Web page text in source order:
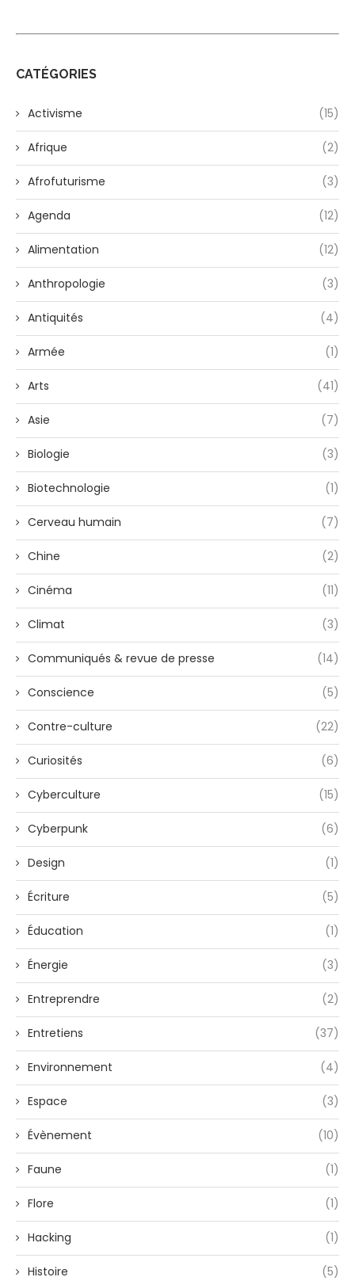
CATÉGORIES
Activisme (15)
Afrique (2)
Afrofuturisme (3)
Agenda (12)
Alimentation (12)
Anthropologie (3)
Antiquités (4)
Armée (1)
Arts (41)
Asie (7)
Biologie (3)
Biotechnologie (1)
Cerveau humain (7)
Chine (2)
Cinéma (11)
Climat (3)
Communiqués & revue de presse (14)
Conscience (5)
Contre-culture (22)
Curiosités (6)
Cyberculture (15)
Cyberpunk (6)
Design (1)
Écriture (5)
Éducation (1)
Énergie (3)
Entreprendre (2)
Entretiens (37)
Environnement (4)
Espace (3)
Évènement (10)
Faune (1)
Flore (1)
Hacking (1)
Histoire (5)